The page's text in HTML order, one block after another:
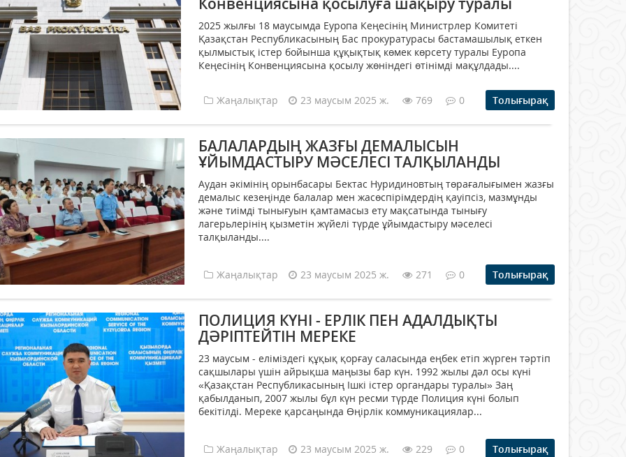
2025 жылғы 18 маусымда Еуропа Кеңесінің Министрлер Комитеті
Қазақстан Республикасының Бас прокуратурасы бастамашылық еткен
қылмыстық істер бойынша құқықтық көмек көрсету туралы Еуропа
Кеңесінің Конвенциясына қосылу жөніндегі өтінімді мақұлдады....
Жаңалықтар 23 маусым 2025 ж. 769 0 Толығырақ
БАЛАЛАРДЫҢ ЖАЗҒЫ ДЕМАЛЫСЫН
ҰЙЫМДАСТЫРУ МӘСЕЛЕСІ ТАЛҚЫЛАНДЫ
Аудан әкімінің орынбасары Бектас Нуридиновтың төрағалығымен жазғы
демалыс кезеңінде балалар мен жасөспірімдердің қауіпсіз, мазмұнды
және тиімді тынығуын қамтамасыз ету мақсатында тынығу
лагерьлерінің қызметін жүйелі түрде ұйымдастыру мәселесі
талқыланды....
Жаңалықтар 23 маусым 2025 ж. 271 0 Толығырақ
ПОЛИЦИЯ КҮНІ - ЕРЛІК ПЕН АДАЛДЫҚТЫ
ДӘРІПТЕЙТІН МЕРЕКЕ
23 маусым - еліміздегі құқық қорғау саласында еңбек етіп жүрген тәртіп
сақшылары үшін айрықша маңызы бар күн. 1992 жылы дәл осы күні
«Қазақстан Республикасының Ішкі істер органдары туралы» Заң
қабылданып, 2007 жылы бұл күн ресми түрде Полиция күні болып
бекітілді. Мереке қарсаңында Өңірлік коммуникациялар...
Жаңалықтар 23 маусым 2025 ж. 229 0 Толығырақ